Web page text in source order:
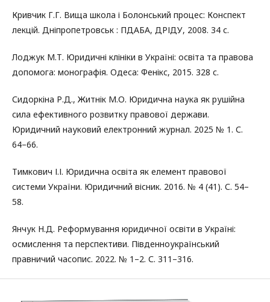
Кривчик Г.Г. Вища школа і Болонський процес: Конспект
лекцій. Дніпропетровськ : ПДАБА, ДРІДУ, 2008. 34 с.
Лоджук М.Т. Юридичні клініки в Україні: освіта та правова
допомога: монографія. Одеса: Фенікс, 2015. 328 с.
Сидоркіна Р.Д., Житнік М.О. Юридична наука як рушійна
сила ефективного розвитку правової держави.
Юридичний науковий електронний журнал. 2025 № 1. С.
64–66.
Тимкович І.І. Юридична освіта як елемент правової
системи України. Юридичний вісник. 2016. № 4 (41). С. 54–
58.
Янчук Н.Д. Реформування юридичної освіти в Україні:
осмислення та перспективи. Південноукраїнський
правничий часопис. 2022. № 1–2. С. 311–316.